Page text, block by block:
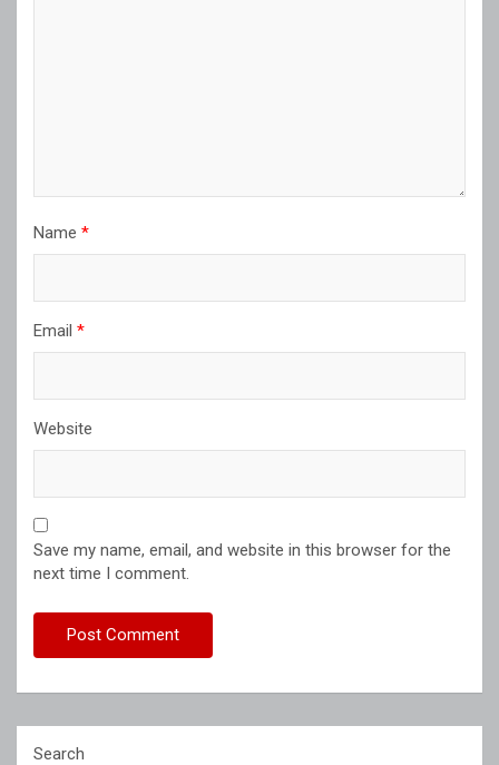
Name *
Email *
Website
Save my name, email, and website in this browser for the
next time I comment.
Search